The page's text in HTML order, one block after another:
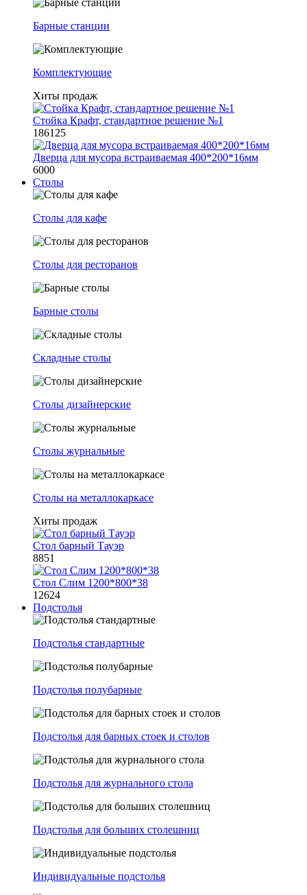
Барные станции
Комплектующие
Хиты продаж
Стойка Крафт, стандартное решение №1
186125
Дверца для мусора встраиваемая 400*200*16мм
6000
Столы
Столы для кафе
Столы для ресторанов
Барные столы
Складные столы
Столы дизайнерские
Столы журнальные
Столы на металлокаркасе
Хиты продаж
Стол барный Тауэр
8851
Стол Слим 1200*800*38
12624
Подстолья
Подстолья стандартные
Подстолья полубарные
Подстолья для барных стоек и столов
Подстолья для журнального стола
Подстолья для больших столешниц
Индивидуальные подстолья